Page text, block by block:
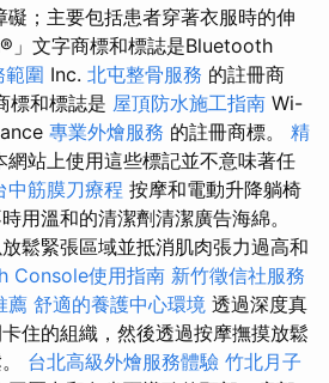
礙；主要包括患者穿著衣服時的伸
」文字商標和標誌是Bluetooth
範圍 Inc. 北屯整骨服務 的註冊商
標和標誌是 屋頂防水施工指南 Wi-
專業外燴服務 的註冊商標。 精
網站上使用這些標記並不意味著任
中筋膜刀療程 按摩和電動升降躺椅
用溫和的清潔劑清潔廣告海綿。
鬆緊張區域並抵消肌肉張力過高和
Console使用指南 新竹徵信社服務
薦 舒適的養護中心環境 透過深度真
住的組織，然後透過按摩撫摸放鬆
台北高級外燴服務體驗 竹北月子